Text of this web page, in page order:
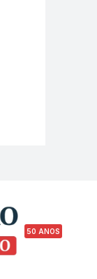
50 ANOS